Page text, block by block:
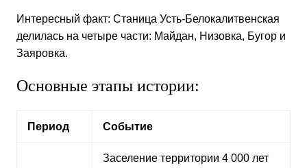
Интересный факт: Станица Усть-Белокалитвенская
делилась на четыре части: Майдан, Низовка, Бугор и
Заяровка.
Основные этапы истории:
Период Событие
Заселение территории 4 000 лет